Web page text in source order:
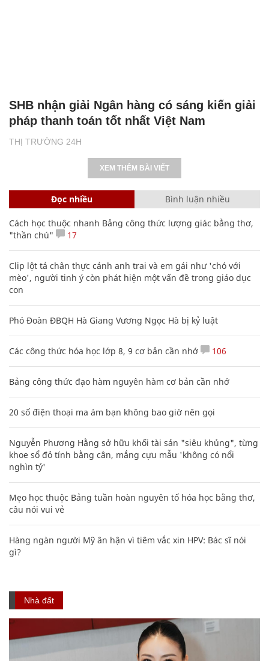
THỊ TRƯỜNG 24H
SHB nhận giải Ngân hàng có sáng kiến giải
pháp thanh toán tốt nhất Việt Nam
XEM THÊM BÀI VIẾT
Đọc nhiều Bình luận nhiều
Cách học thuộc nhanh Bảng công thức lượng giác bằng thơ,
"thần chú"
17
Clip lột tả chân thực cảnh anh trai và em gái như 'chó với
mèo', người tinh ý còn phát hiện một vấn đề trong giáo dục
con
Phó Đoàn ĐBQH Hà Giang Vương Ngọc Hà bị kỷ luật
Các công thức hóa học lớp 8, 9 cơ bản cần nhớ 106
Bảng công thức đạo hàm nguyên hàm cơ bản cần nhớ
20 số điện thoại ma ám bạn không bao giờ nên gọi
Nguyễn Phương Hằng sở hữu khối tài sản "siêu khủng", từng
khoe sổ đỏ tính bằng cân, mắng cựu mẫu 'không có nổi
nghìn tỷ'
Mẹo học thuộc Bảng tuần hoàn nguyên tố hóa học bằng thơ,
câu nói vui vẻ
Hàng ngàn người Mỹ ân hận vì tiêm vắc xin HPV: Bác sĩ nói
gì?
Nhà đất